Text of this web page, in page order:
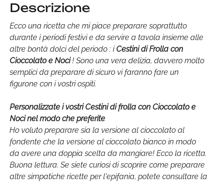
Descrizione
Ecco una ricetta che mi piace preparare soprattutto
durante i periodi festivi e da servire a tavola insieme alle
altre bontà dolci del periodo : iCestini di Frolla con
Cioccolato e Noci! Sono una vera delizia, davvero molto
semplici da preparare di sicuro vi faranno fare un
figurone con i vostri ospiti.
Personalizzate i vostri Cestini di frolla con Cioccolato e
Noci nel modo che preferite
Ho voluto preparare sia la versione al cioccolato al
fondente che la versione al cioccolato bianco in modo
da avere una doppia scelta da mangiare! Ecco la ricetta.
Buona lettura. Se siete curiosi di scoprire come preparare
altre simpatiche ricette per l'epifania, potete consultare la